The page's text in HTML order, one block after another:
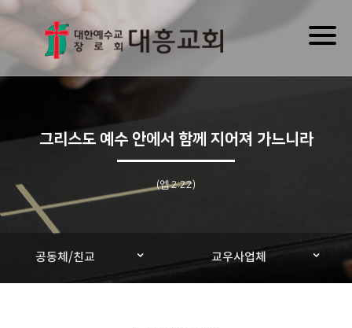
그리스도 예수 안에서 함께 지어져 가느니라
(엡 2:22)
공동체/친교 교우사업체